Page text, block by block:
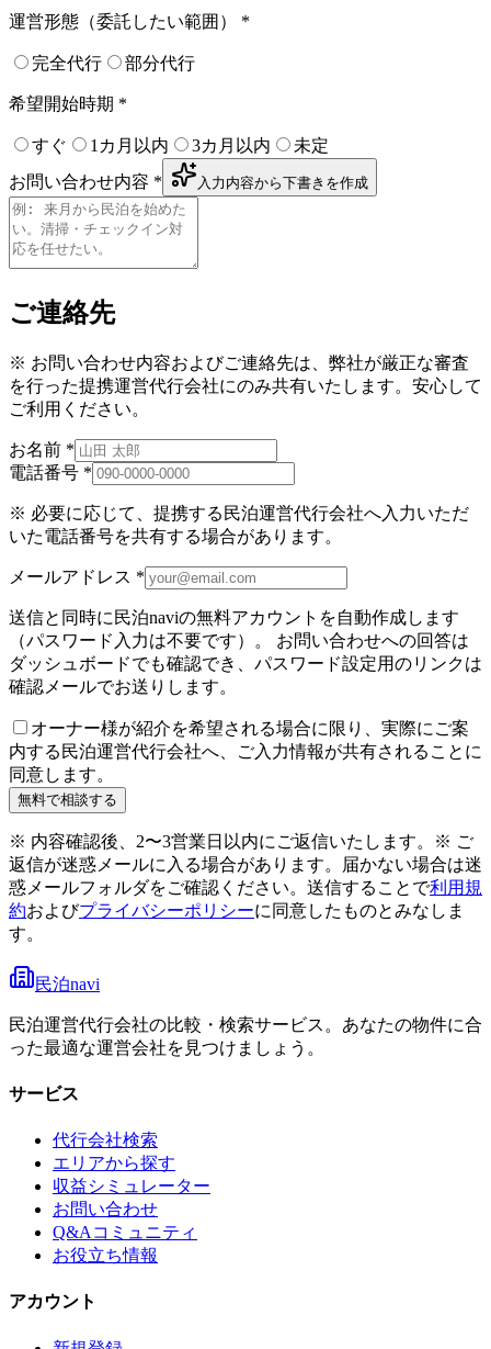
運営形態（委託したい範囲） *
完全代行 部分代行
希望開始時期 *
すぐ 1カ月以内 3カ月以内
未定
お問い合わせ内容 * 入力内容から下書きを作成
ご連絡先
※ お問い合わせ内容およびご連絡先は、弊社が厳正な審査
を行った提携運営代行会社にのみ共有いたします。安心して
ご利用ください。
お名前 *
電話番号 *
※ 必要に応じて、提携する民泊運営代行会社へ入力いただ
いた電話番号を共有する場合があります。
メールアドレス *
送信と同時に民泊naviの無料アカウントを自動作成します
（パスワード入力は不要です）。 お問い合わせへの回答は
ダッシュボードでも確認でき、パスワード設定用のリンクは
確認メールでお送りします。
オーナー様が紹介を希望される場合に限り、実際にご案
内する民泊運営代行会社へ、ご入力情報が共有されることに
同意します。
無料で相談する
※ 内容確認後、2〜3営業日以内にご返信いたします。
※ ご
返信が迷惑メールに入る場合があります。届かない場合は迷
惑メールフォルダをご確認ください。 送信することで利用規
約およびプライバシーポリシーに同意したものとみなしま
す。
民泊navi
民泊運営代行会社の比較・検索サービス。あなたの物件に合
った最適な運営会社を見つけましょう。
サービス
代行会社検索
エリアから探す
収益シミュレーター
お問い合わせ
Q&Aコミュニティ
お役立ち情報
アカウント